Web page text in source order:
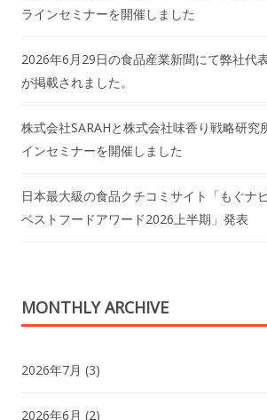
ラインセミナーを開催しました
2026年6月29日の食品産業新聞にて弊社代
が掲載されました。
株式会社SARAHと株式会社味香り戦略研究
インセミナーを開催しました
日本最大級の食品クチコミサイト「もぐナ
ベストフードアワード2026上半期」発表
MONTHLY ARCHIVE
2026年7月 (3)
2026年6月 (2)